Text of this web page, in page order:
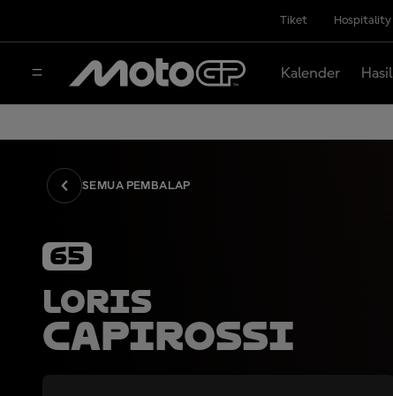
Tiket Hospitality
Kalender Hasil
SEMUA PEMBALAP
65
Loris
Capirossi